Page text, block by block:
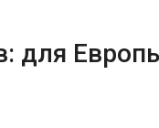
для